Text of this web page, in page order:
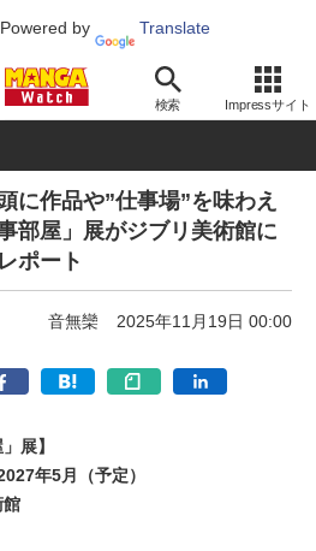
Powered by Translate
検索 Impressサイト
に作品や”仕事場”を味わえ
部屋」展がジブリ美術館に
ポート
音無欒 2025年11月19日 00:00
展】
年5月（予定）
館